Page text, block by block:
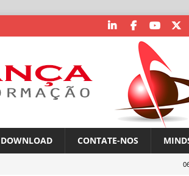
DOWNLOAD CONTATE-NOS